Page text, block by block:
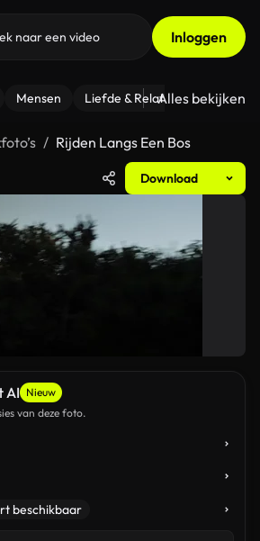
Inloggen
Mensen Liefde & Relaties - Fitness
Alles bekijken
Rijden Langs Een Bos
Download
AI Nieuw
van deze foto.
beschikbaar